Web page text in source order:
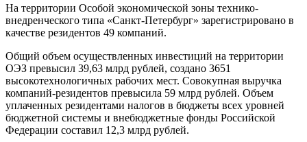
На территории Особой экономической зоны технико-
внедренческого типа «Санкт-Петербург» зарегистрировано в
качестве резидентов 49 компаний.
Общий объем осуществленных инвестиций на территории
ОЭЗ превысил 39,63 млрд рублей, создано 3651
высокотехнологичных рабочих мест. Совокупная выручка
компаний-резидентов превысила 59 млрд рублей. Объем
уплаченных резидентами налогов в бюджеты всех уровней
бюджетной системы и внебюджетные фонды Российской
Федерации составил 12,3 млрд рублей.